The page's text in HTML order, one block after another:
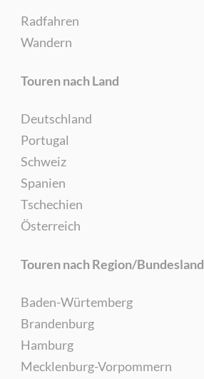
Radfahren
Wandern
Touren nach Land
Deutschland
Portugal
Schweiz
Spanien
Tschechien
Österreich
Touren nach Region/Bundesland
Baden-Würtemberg
Brandenburg
Hamburg
Mecklenburg-Vorpommern